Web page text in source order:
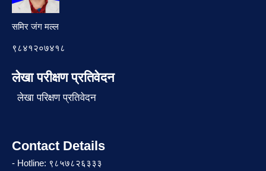
समिर जंग मल्ल
९८४१२०७४१८
लेखा परीक्षण प्रतिवेदन
लेखा परिक्षण प्रतिवेदन
Contact Details
- Hotline: ९८५७८२६३३३